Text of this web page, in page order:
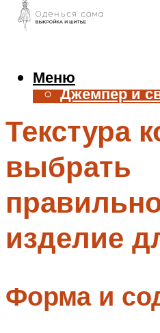
Брюки
Жилет
Джемпер и
Аксессуары
Меню
Меню
Текстура
выбрать
изделие
Форма и